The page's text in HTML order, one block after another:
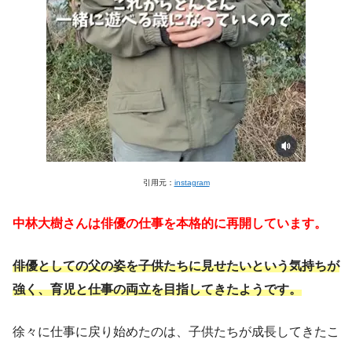
引用元： instagram
中林大樹さんは俳優の仕事を本格的に再開しています。
俳優としての父の姿を子供たちに見せたいという気持ちが
強く、育児と仕事の両立を目指してきたようです。
徐々に仕事に戻り始めたのは、子供たちが成長してきたこ